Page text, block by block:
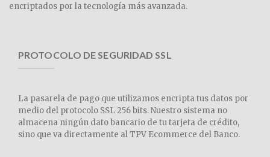
encriptados por la tecnología más avanzada.
PROTOCOLO DE SEGURIDAD SSL
La pasarela de pago que utilizamos encripta tus datos por
medio del protocolo SSL 256 bits. Nuestro sistema no
almacena ningún dato bancario de tu tarjeta de crédito,
sino que va directamente al TPV Ecommerce del Banco.